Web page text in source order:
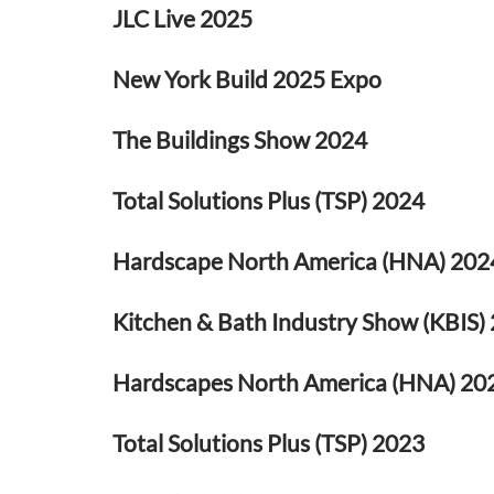
JLC Live 2025
New York Build 2025 Expo
The Buildings Show 2024
Total Solutions Plus (TSP) 2024
Hardscape North America (HNA)
Kitchen & Bath Industry Show (KBIS)
Hardscapes North America (HNA)
Total Solutions Plus (TSP) 2023